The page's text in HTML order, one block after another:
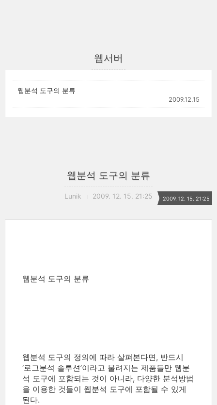
웹서버
웹분석 도구의 분류
2009.12.15
웹분석 도구의 분류
Lunik 2009. 12. 15. 21:25 2009. 12. 15. 21:25
웹분석 도구의 분류
웹분석 도구의 정의에 따라 살펴본다면, 반드시
‘로그분석 솔루션’이라고 불려지는 제품들만 웹분
석 도구에 포함되는 것이 아니라, 다양한 분석방법
을 이용한 것들이 웹분석 도구에 포함될 수 있게
된다.